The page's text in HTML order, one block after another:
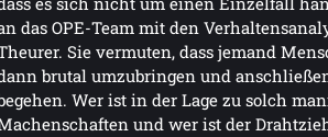
das OPE-Team mit den
Sie vermuten, dass jemand
brutal umzubringen und
Wer ist in der Lage zu solch
und wer ist der